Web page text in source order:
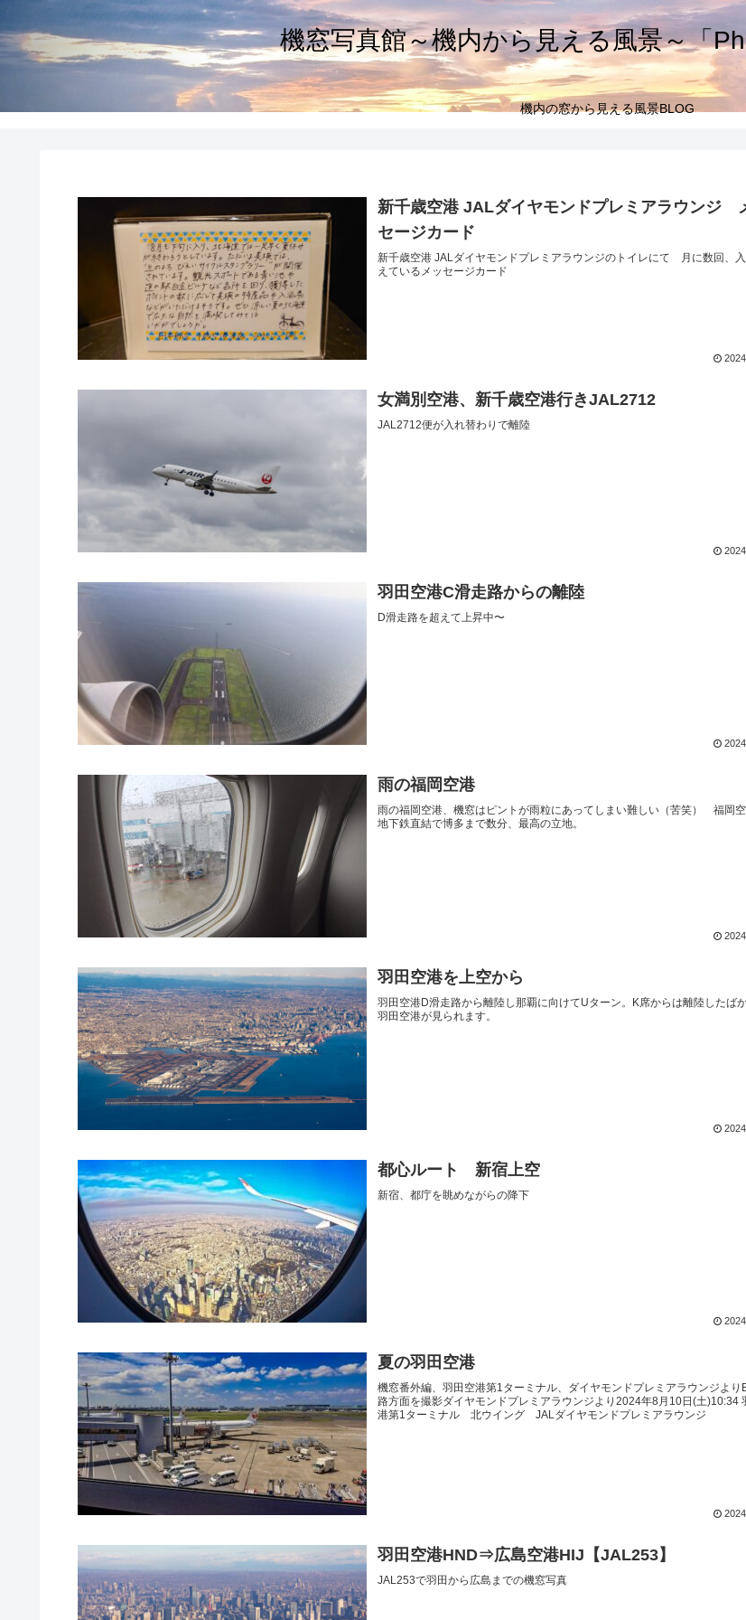
機窓写真館～機内から見える風景～「
機内の窓から見える風景BLOG
新千歳空港 JALダイヤモンドプレミアラウンジ
セージカード
新千歳空港 JALダイヤモンドプレミアラウンジのトイレにて 月に数回、
えているメッセージカード
女満別空港、新千歳空港行きJAL2712
JAL2712便が入れ替わりで離陸
羽田空港C滑走路からの離陸
D滑走路を超えて上昇中〜
雨の福岡空港
雨の福岡空港、機窓はピントが雨粒にあってしまい難しい（苦笑） 福岡
地下鉄直結で博多まで数分、最高の立地。
羽田空港を上空から
羽田空港D滑走路から離陸し那覇に向けてUターン。K席からは離陸したば
羽田空港が見られます。
都心ルート 新宿上空
新宿、都庁を眺めながらの降下
夏の羽田空港
機窓番外編、羽田空港第1ターミナル、ダイヤモンドプレミアラウンジより
路方面を撮影ダイヤモンドプレミアラウンジより2024年8月10日(土)10:34
港第1ターミナル 北ウイング JALダイヤモンドプレミアラウンジ
羽田空港HND⇒広島空港HIJ【JAL253】
JAL253で羽田から広島までの機窓写真